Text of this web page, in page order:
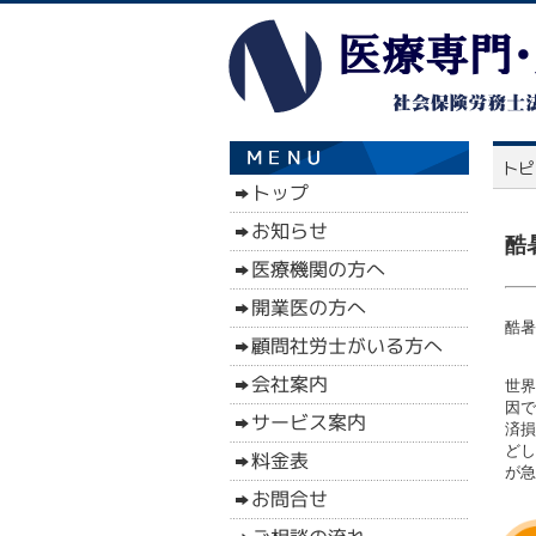
酷
酷
世
因
済
ど
が